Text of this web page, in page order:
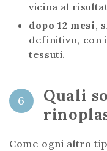
vicina al
dopo 12 mesi,
definitivo, con
tessuti.
6
Quali
Come ogni altro